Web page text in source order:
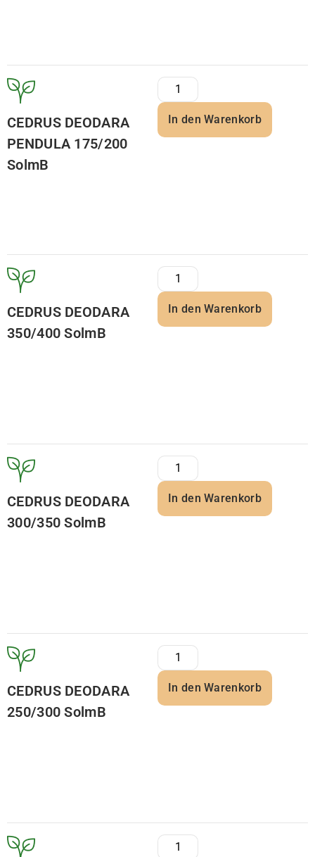
CEDRUS DEODARA
PENDULA 175/200
SolmB
In den Warenkorb
CEDRUS DEODARA
350/400 SolmB
In den Warenkorb
CEDRUS DEODARA
300/350 SolmB
In den Warenkorb
CEDRUS DEODARA
250/300 SolmB
In den Warenkorb